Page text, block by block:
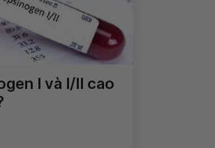
I và I/II cao